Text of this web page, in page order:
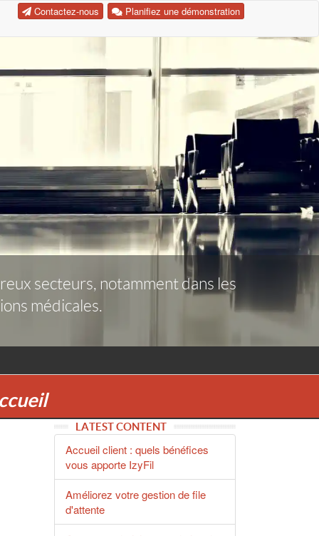
Planifiez une démonstration
Contactez-nous
secteurs, notamment dans les
médicales.
LATEST CONTENT
Accueil client : quels bénéfices
vous apporte IzyFil
Améliorez votre gestion de file
d'attente